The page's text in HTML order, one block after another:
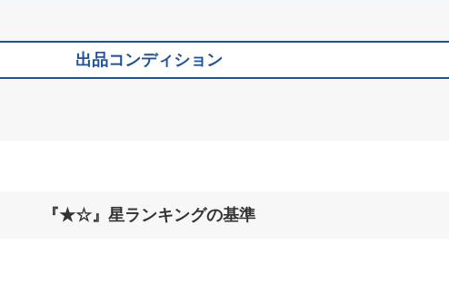
出品コンディション
『★☆』星ランキングの基準